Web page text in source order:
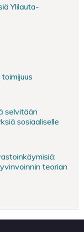
Ylilauta-
selvitään
sosiaaliselle
teorian